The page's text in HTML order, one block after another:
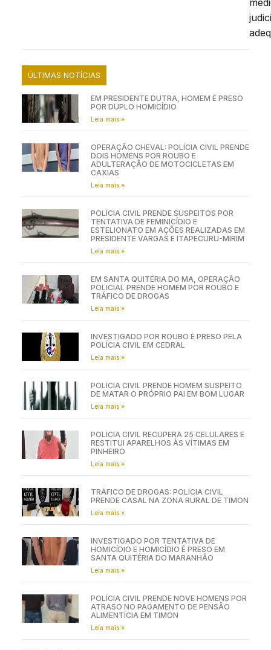
ÚLTIMAS NOTÍCIAS
EM PRESIDENTE DUTRA, HOMEM É PRESO
POR DUPLO HOMICÍDIO
Leia mais »
OPERAÇÃO CHEVAL: POLÍCIA CIVIL PRENDE
DOIS HOMENS POR ROUBO E
ADULTERAÇÃO DE MOTOCICLETAS EM
CAXIAS
Leia mais »
POLÍCIA CIVIL PRENDE SUSPEITOS POR
TENTATIVA DE FEMINICÍDIO E
ESTELIONATO EM AÇÕES REALIZADAS EM
PRESIDENTE VARGAS E ITAPECURU-MIRIM
Leia mais »
EM SANTA QUITÉRIA DO MA, OPERAÇÃO
POLICIAL PRENDE HOMEM POR ROUBO E
TRÁFICO DE DROGAS
Leia mais »
INVESTIGADO POR ROUBO É PRESO PELA
POLÍCIA CIVIL EM CEDRAL
Leia mais »
POLÍCIA CIVIL PRENDE HOMEM SUSPEITO
DE MATAR O PRÓPRIO PAI EM BOM LUGAR
Leia mais »
POLÍCIA CIVIL RECUPERA 25 CELULARES E
RESTITUI APARELHOS ÀS VÍTIMAS EM
PINHEIRO
Leia mais »
TRÁFICO DE DROGAS: POLÍCIA CIVIL
PRENDE CASAL NA ZONA RURAL DE TIMON
Leia mais »
INVESTIGADO POR TENTATIVA DE
HOMICÍDIO E HOMICÍDIO É PRESO EM
SANTA QUITÉRIA DO MARANHÃO
Leia mais »
POLÍCIA CIVIL PRENDE NOVE HOMENS POR
ATRASO NO PAGAMENTO DE PENSÃO
ALIMENTÍCIA EM TIMON
Leia mais »